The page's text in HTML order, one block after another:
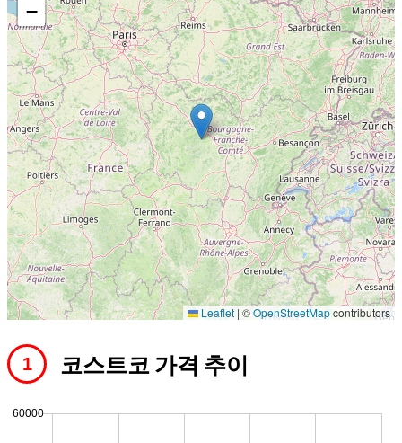
−
Leaflet | ©OpenStreetMapcontributors
코스트코 가격 추이